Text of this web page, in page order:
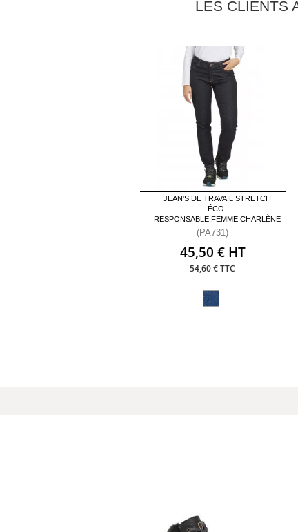
LES CLIENTS
JEAN'S DE TRAVAIL STRETCH
ÉCO-
RESPONSABLE FEMME CHARLÈNE
(PA731)
45,50 € HT
54,60 € TTC